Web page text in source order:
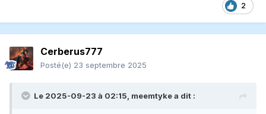
2
Cerberus777
Posté(e) 23 septembre 2025
Le 2025-09-23 à 02:15, meemtykea dit :